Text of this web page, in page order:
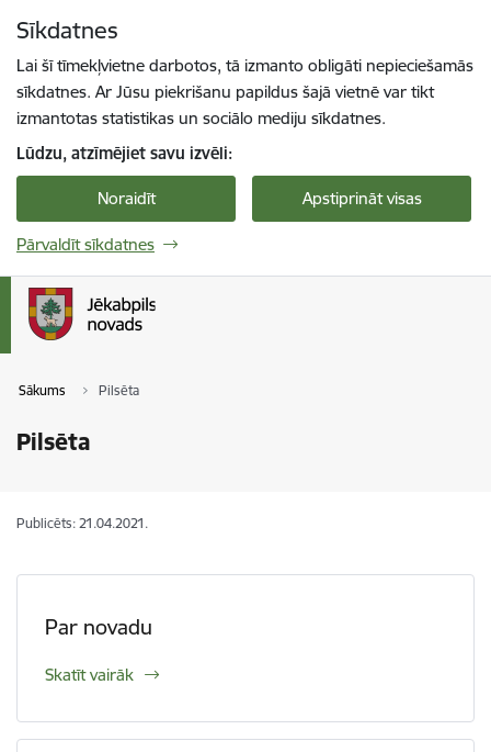
Sīkdatnes
Lai šī tīmekļvietne darbotos, tā izmanto obligāti nepieciešamās
sīkdatnes. Ar Jūsu piekrišanu papildus šajā vietnē var tikt
izmantotas statistikas un sociālo mediju sīkdatnes.
Lūdzu, atzīmējiet savu izvēli:
Noraidīt Apstiprināt visas
Pārvaldīt sīkdatnes
Sākums Pilsēta
Pilsēta
Publicēts: 21.04.2021.
Par novadu
Skatīt vairāk